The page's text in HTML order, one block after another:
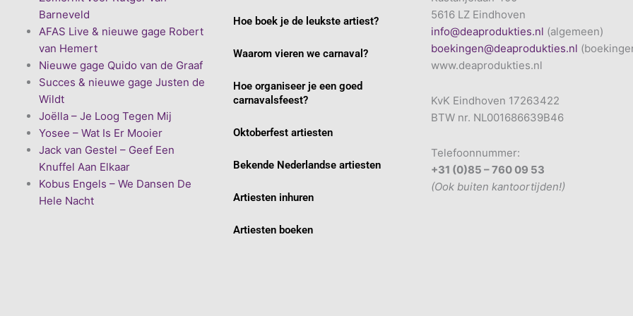
Barneveld
AFAS Live & nieuwe gage Robert
van Hemert
Nieuwe gage Quido van de Graaf
Succes & nieuwe gage Justen de
Wildt
Joëlla – Je Loog Tegen Mij
Yosee – Wat Is Er Mooier
Jack van Gestel – Geef Een
Knuffel Aan Elkaar
Kobus Engels – We Dansen De
Hele Nacht
Hoe boek je de leukste artiest?
Waarom vieren we carnaval?
Hoe organiseer je een goed
carnavalsfeest?
Oktoberfest artiesten
Bekende Nederlandse artiesten
Artiesten inhuren
Artiesten boeken
5616 LZ Eindhoven
info@deaprodukties.nl (algemeen)
boekingen@deaprodukties.nl
www.deaprodukties.nl
KvK Eindhoven 17263422
BTW nr. NL001686639B46
Telefoonnummer:
+31 (0)85 – 760 09 53
(Ook buiten kantoortijden!)